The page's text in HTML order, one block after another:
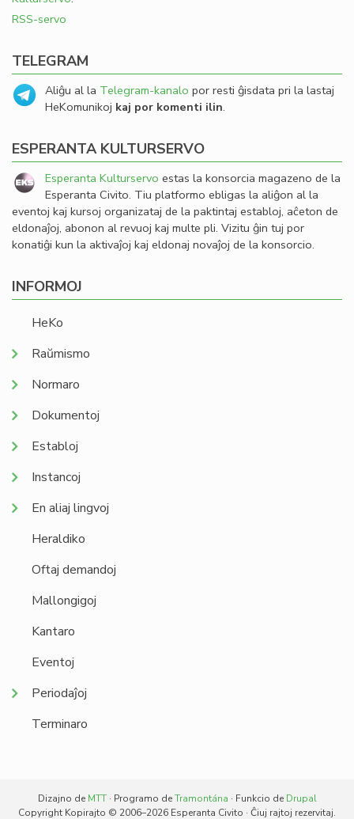
RSS-servo
TELEGRAM
Aliĝu al la Telegram-kanalo por resti ĝisdata pri la lastaj
HeKomunikoj kaj por komenti ilin.
ESPERANTA KULTURSERVO
Esperanta Kulturservo estas la konsorcia magazeno de la
Esperanta Civito. Tiu platformo ebligas la aliĝon al la
eventoj kaj kursoj organizataj de la paktintaj establoj, aĉeton de
eldonaĵoj, abonon al revuoj kaj multe pli. Vizitu ĝin tuj por
konatiĝi kun la aktivaĵoj kaj eldonaj novaĵoj de la konsorcio.
INFORMOJ
HeKo
Raŭmismo
Normaro
Dokumentoj
Establoj
Instancoj
En aliaj lingvoj
Heraldiko
Oftaj demandoj
Mallongigoj
Kantaro
Eventoj
Periodaĵoj
Terminaro
Dizajno de MTT· Programo deTramontána · Funkcio de Drupal
Copyright Kopirajto © 2006–2026 Esperanta Civito · Ĉiuj rajtoj rezervitaj.